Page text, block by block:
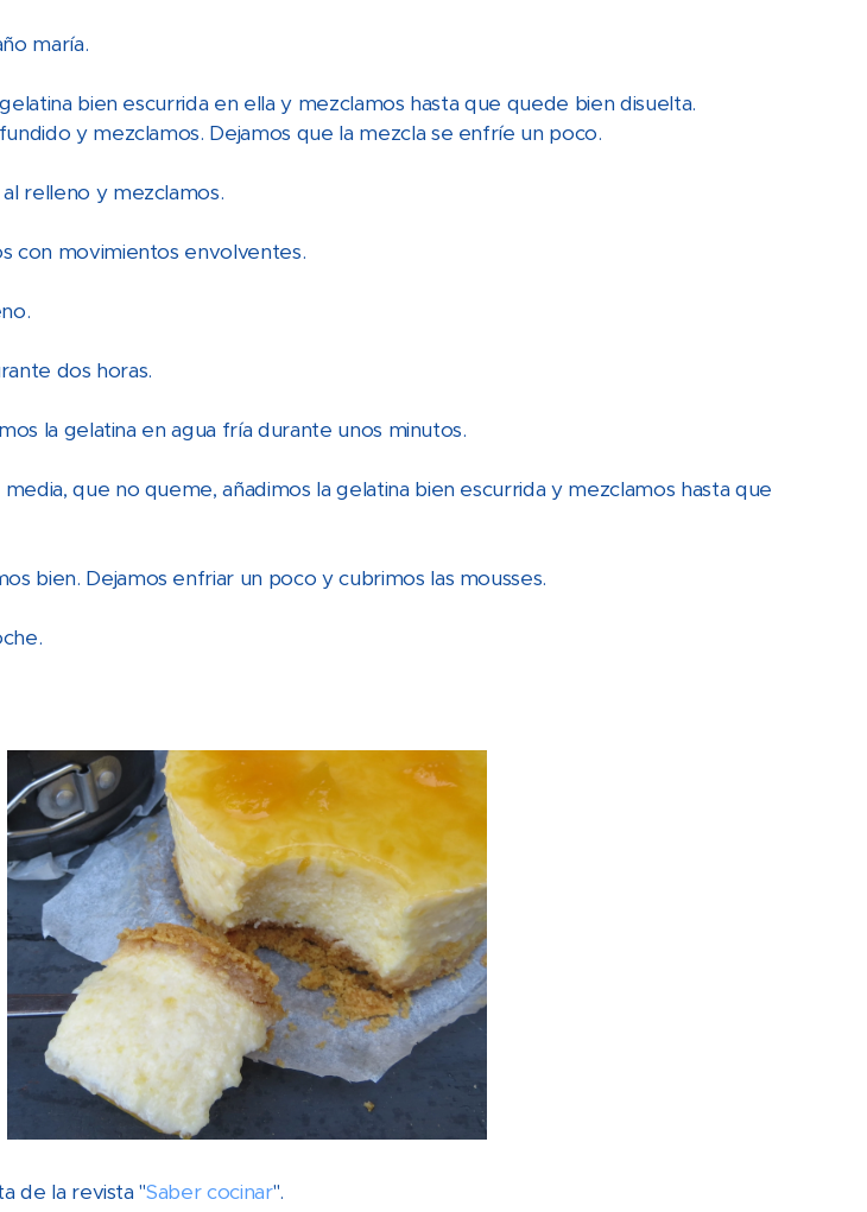
maría.
bien escurrida en ella y mezclamos hasta que quede bien disuelta.
y mezclamos. Dejamos que la mezcla se enfríe un poco.
relleno y mezclamos.
con movimientos envolventes.
dos horas.
la gelatina en agua fría durante unos minutos.
que no queme, añadimos la gelatina bien escurrida y mezclamos hasta que
bien. Dejamos enfriar un poco y cubrimos las mousses.
de la revista "Saber cocinar".